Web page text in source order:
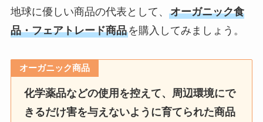
地球に優しい商品の代表として、 オーガニック食
品・フェアトレード商品を購入してみましょう。
オーガニック商品
化学薬品などの使用を控えて、周辺環境にで
きるだけ害を与えないように育てられた商品